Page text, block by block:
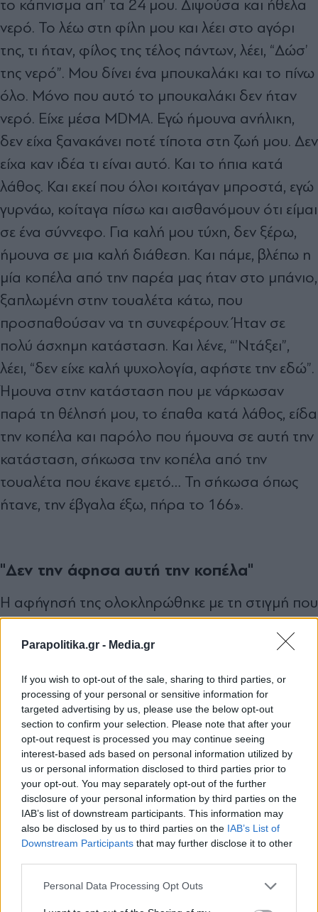
Parapolitika.gr - Media.gr
If you wish to opt-out of the sale, sharing to third parties, or
processing of your personal or sensitive information for
targeted advertising by us, please use the below opt-out
section to confirm your selection. Please note that after your
opt-out request is processed you may continue seeing
interest-based ads based on personal information utilized by
us or personal information disclosed to third parties prior to
your opt-out. You may separately opt-out of the further
disclosure of your personal information by third parties on the
IAB’s list of downstream participants. This information may
also be disclosed by us to third parties on the IAB’s List of
Downstream Participants that may further disclose it to other
Personal Data Processing Opt Outs
το κάπνισμα απ’ τα 24 μου. Διψούσα και ήθελα
νερό. Το λέω στη φίλη μου και λέει στο αγόρι
της, τι ήταν, φίλος της τέλος πάντων, λέει, “Δώσ’
της νερό”. Μου δίνει ένα μπουκαλάκι και το πίνω
όλο. Μόνο που αυτό το μπουκαλάκι δεν ήταν
νερό. Είχε μέσα MDMA. Εγώ ήμουνα ανήλικη,
δεν είχα ξανακάνει ποτέ τίποτα στη ζωή μου. Δεν
είχα καν ιδέα τι είναι αυτό. Και το ήπια κατά
λάθος. Και εκεί που όλοι κοιτάγαν μπροστά, εγώ
γυρνάω, κοίταγα πίσω και αισθανόμουν ότι είμαι
σε ένα σύννεφο. Για καλή μου τύχη, δεν ξέρω,
ήμουνα σε μια καλή διάθεση. Και πάμε, βλέπω η
μία κοπέλα από την παρέα μας ήταν στο μπάνιο,
ξαπλωμένη στην τουαλέτα κάτω, που
προσπαθούσαν να τη συνεφέρουν. Ήταν σε
πολύ άσχημη κατάσταση. Και λένε, “’Ντάξει”,
λέει, “δεν είχε καλή ψυχολογία, αφήστε την εδώ”.
Ήμουνα στην κατάσταση που με νάρκωσαν
παρά τη θέλησή μου, το έπαθα κατά λάθος, είδα
την κοπέλα και παρόλο που ήμουνα σε αυτή την
κατάσταση, σήκωσα την κοπέλα από την
τουαλέτα που έκανε εμετό… Τη σήκωσα όπως
ήτανε, την έβγαλα έξω, πήρα το 166».
"Δεν την άφησα αυτή την κοπέλα"
Η αφήγησή της ολοκληρώθηκε με τη στιγμή που
έφτασε το ασθενοφόρο και η ίδια έφυγε με την
κοπέλα με ταξί. Η Δήμητρα Αλεξανδράκη
βρισκόταν σε κατάσταση που δεν είχε επιλέξει η
ίδια, προσπάθησε να βοηθήσει. «Ήρθε το
ασθενοφόρο πάρα πολύ γρήγορα και μετά λέει,
ήταν εντάξει, απλώς έκλαιγε γιατί έπαθε στρες,
κάτι τέτοιο. Και πήρα την κοπέλα με ταξί και
φύγαμε. Απ’ τη μία ήταν αστείο, εγώ ήμουνα ότι
“όλα καλά, όλα καλά”, λες και είμαι
χαζοχαρούμενη. Αλλά ακόμα και στην
Εγγραφή στο newsletter